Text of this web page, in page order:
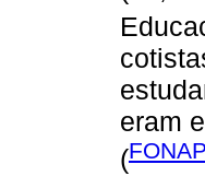
eram
(